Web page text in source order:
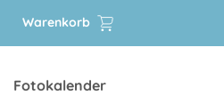
Warenkorb
Fotokalender